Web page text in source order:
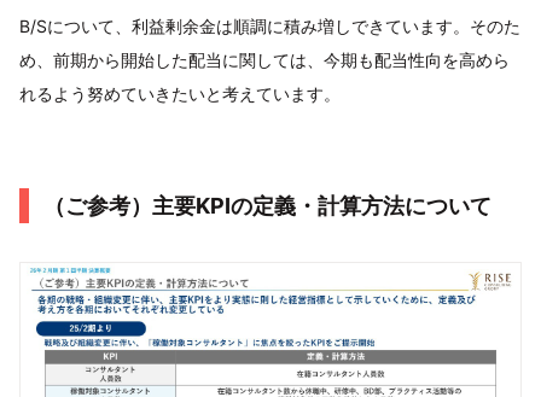
B/Sについて、利益剰余金は順調に積み増しできています。そのた
め、前期から開始した配当に関しては、今期も配当性向を高めら
れるよう努めていきたいと考えています。
（ご参考）主要KPIの定義・計算方法について